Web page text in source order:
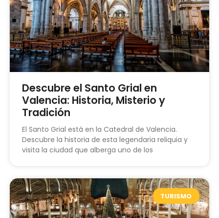
Descubre el Santo Grial en
Valencia: Historia, Misterio y
Tradición
El Santo Grial está en la Catedral de Valencia.
Descubre la historia de esta legendaria reliquia y
visita la ciudad que alberga uno de los
TURISMO